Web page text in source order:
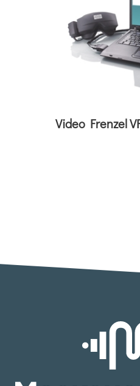
Video Frenzel